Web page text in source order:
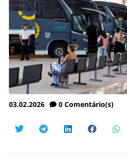
03.02.2026 0 Comentário(s)